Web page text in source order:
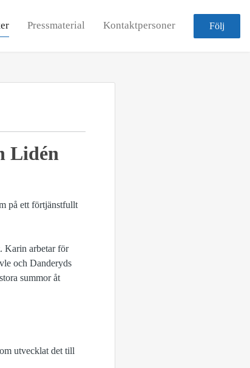
Pressmaterial Kontaktpersoner Följ
Lidén
på ett förtjänstfullt
Karin arbetar för
och Danderyds
summor åt
utvecklat det till